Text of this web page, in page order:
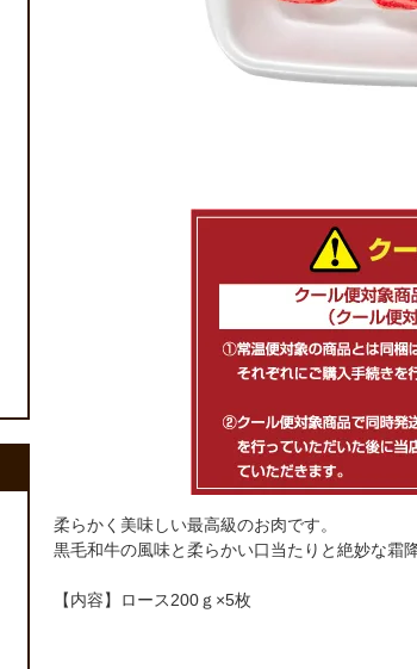
柔らかく美味しい最高級のお肉です。
黒毛和牛の風味と柔らかい口当たりと絶妙な霜
【内容】ロース200ｇ×5枚